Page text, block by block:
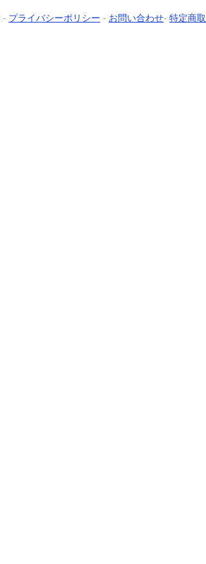
- プライバシーポリシー - お問い合わせ- 特定商